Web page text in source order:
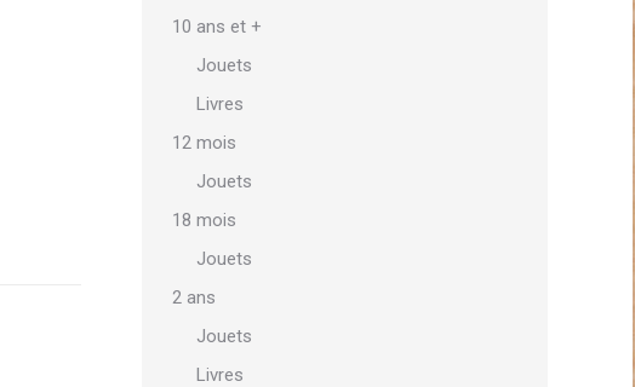
10 ans et +
Jouets
Livres
12 mois
Jouets
18 mois
Jouets
2 ans
Jouets
Livres